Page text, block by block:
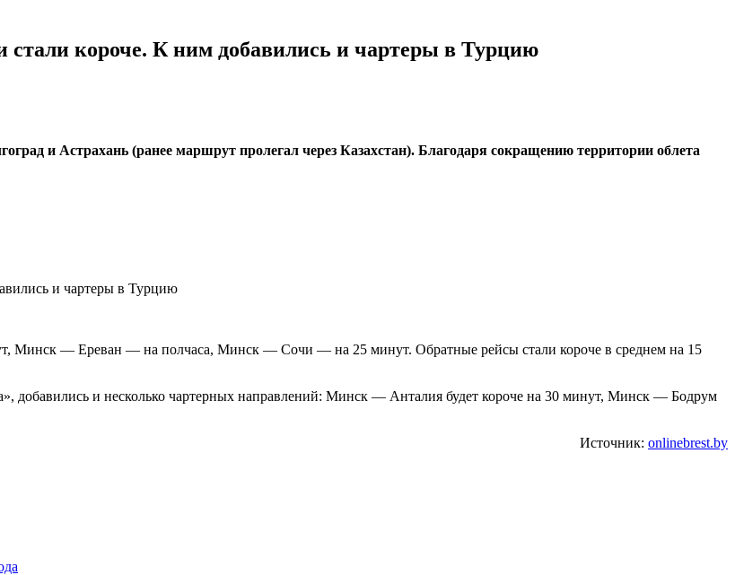
короче. К ним добавились и чартеры в Турцию
и Астрахань (ранее маршрут пролегал через Казахстан). Благодаря сокращению территории облета
Минск — Ереван — на полчаса, Минск — Сочи — на 25 минут. Обратные рейсы стали короче в среднем на 15
добавились и несколько чартерных направлений: Минск — Анталия будет короче на 30 минут, Минск — Бодрум
Источник: onlinebrest.by